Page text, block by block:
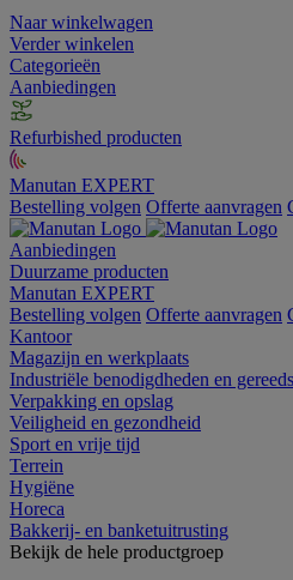
Naar winkelwagen
Verder winkelen
Categorieën
Aanbiedingen
Refurbished producten
Manutan EXPERT
Bestelling volgen Offerte aanvragen
Aanbiedingen
Duurzame producten
Manutan EXPERT
Bestelling volgen Offerte aanvragen
Kantoor
Magazijn en werkplaats
Industriële benodigdheden en
Verpakking en opslag
Veiligheid en gezondheid
Sport en vrije tijd
Terrein
Hygiëne
Horeca
Bakkerij- en banketuitrusting
Bekijk de hele productgroep